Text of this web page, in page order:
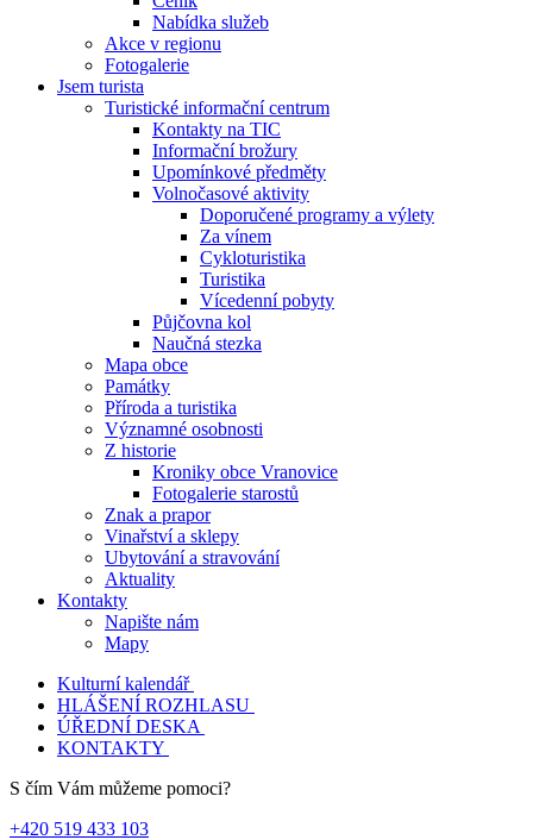
Nabídka služeb
Akce v regionu
Fotogalerie
Jsem turista
Turistické informační centrum
Kontakty na TIC
Informační brožury
Upomínkové předměty
Volnočasové aktivity
Doporučené programy a výlety
Za vínem
Cykloturistika
Turistika
Vícedenní pobyty
Půjčovna kol
Naučná stezka
Mapa obce
Památky
Příroda a turistika
Významné osobnosti
Z historie
Kroniky obce Vranovice
Fotogalerie starostů
Znak a prapor
Vinařství a sklepy
Ubytování a stravování
Aktuality
Kontakty
Napište nám
Mapy
Kulturní kalendář
HLÁŠENÍ ROZHLASU
ÚŘEDNÍ DESKA
KONTAKTY
S čím Vám můžeme pomoci?
+420 519 433 103